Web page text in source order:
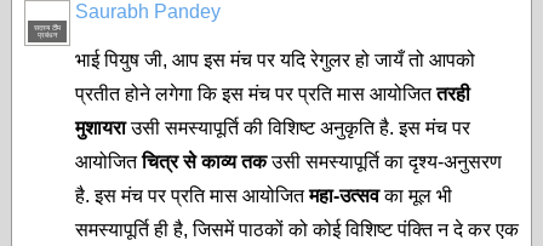
सदस्य टीम
प्रबंधन
Saurabh Pandey
भाई पियुष जी, आप इस मंच पर यदि रेगुलर हो जायँ तो आपको
प्रतीत होने लगेगा कि इस मंच पर प्रति मास आयोजित तरही
मुशायरा उसी समस्यापूर्ति की विशिष्ट अनुकृति है. इस मंच पर
आयोजित चित्र से काव्य तक उसी समस्यापूर्ति का दृश्य-अनुसरण
है. इस मंच पर प्रति मास आयोजित महा-उत्सव का मूल भी
समस्यापूर्ति ही है, जिसमें पाठकों को कोई विशिष्ट पंक्ति न दे कर एक